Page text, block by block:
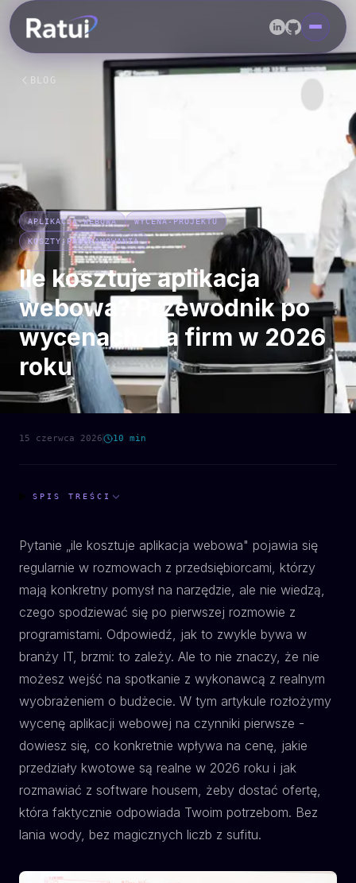
BLOG
APLIKACJA-WEBOWA WYCENA-PROJEKTU
KOSZTY-PROGRAMOWANIA
Ile kosztuje aplikacja
webowa? Przewodnik po
wycenach dla firm w 2026
roku
15 czerwca 2026 10 min
SPIS TREŚCI
Pytanie „ile kosztuje aplikacja webowa" pojawia się
regularnie w rozmowach z przedsiębiorcami, którzy
mają konkretny pomysł na narzędzie, ale nie wiedzą,
czego spodziewać się po pierwszej rozmowie z
programistami. Odpowiedź, jak to zwykle bywa w
branży IT, brzmi: to zależy. Ale to nie znaczy, że nie
możesz wejść na spotkanie z wykonawcą z realnym
wyobrażeniem o budżecie. W tym artykule rozłożymy
wycenę aplikacji webowej na czynniki pierwsze -
dowiesz się, co konkretnie wpływa na cenę, jakie
przedziały kwotowe są realne w 2026 roku i jak
rozmawiać z software housem, żeby dostać ofertę,
która faktycznie odpowiada Twoim potrzebom. Bez
lania wody, bez magicznych liczb z sufitu.